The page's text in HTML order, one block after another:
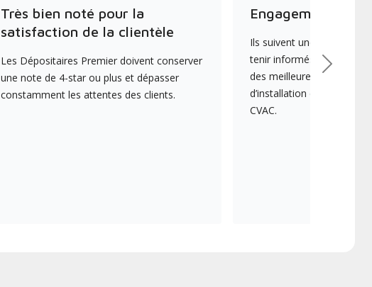
Très bien noté pour la
satisfaction de la clientèle
Les Dépositaires Premier doivent conserver
une note de 4-star ou plus et dépasser
constamment les attentes des clients.
Engagement
Ils suivent une formation
tenir informés des
des meilleures pratiques
d’installation et
CVAC.
Suivant